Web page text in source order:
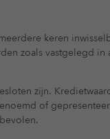
keren
zoals vastgelegd
zijn.
of